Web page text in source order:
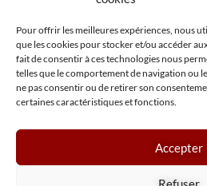
Pour offrir les meilleures expériences, nous
que les cookies pour stocker et/ou accéder
fait de consentir à ces technologies nous
telles que le comportement de navigation ou
ne pas consentir ou de retirer son
certaines caractéristiques et fonctions.
Accepter
INSIGHT NPA
Mentions légales